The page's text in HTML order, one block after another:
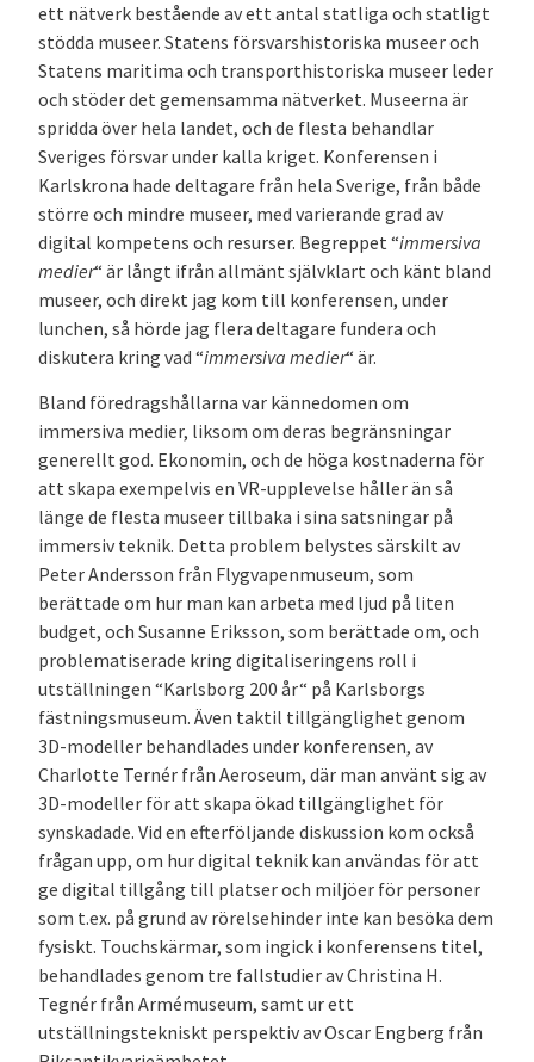
ett nätverk bestående av ett antal statliga och statligt
stödda museer. Statens försvarshistoriska museer och
Statens maritima och transporthistoriska museer leder
och stöder det gemensamma nätverket. Museerna är
spridda över hela landet, och de flesta behandlar
Sveriges försvar under kalla kriget. Konferensen i
Karlskrona hade deltagare från hela Sverige, från både
större och mindre museer, med varierande grad av
digital kompetens och resurser. Begreppet “immersiva
medier“ är långt ifrån allmänt självklart och känt bland
museer, och direkt jag kom till konferensen, under
lunchen, så hörde jag flera deltagare fundera och
diskutera kring vad “immersiva medier“ är.
Bland föredragshållarna var kännedomen om
immersiva medier, liksom om deras begränsningar
generellt god. Ekonomin, och de höga kostnaderna för
att skapa exempelvis en VR-upplevelse håller än så
länge de flesta museer tillbaka i sina satsningar på
immersiv teknik. Detta problem belystes särskilt av
Peter Andersson från Flygvapenmuseum, som
berättade om hur man kan arbeta med ljud på liten
budget, och Susanne Eriksson, som berättade om, och
problematiserade kring digitaliseringens roll i
utställningen “Karlsborg 200 år“ på Karlsborgs
fästningsmuseum. Även taktil tillgänglighet genom
3D-modeller behandlades under konferensen, av
Charlotte Ternér från Aeroseum, där man använt sig av
3D-modeller för att skapa ökad tillgänglighet för
synskadade. Vid en efterföljande diskussion kom också
frågan upp, om hur digital teknik kan användas för att
ge digital tillgång till platser och miljöer för personer
som t.ex. på grund av rörelsehinder inte kan besöka dem
fysiskt. Touchskärmar, som ingick i konferensens titel,
behandlades genom tre fallstudier av Christina H.
Tegnér från Armémuseum, samt ur ett
utställningstekniskt perspektiv av Oscar Engberg från